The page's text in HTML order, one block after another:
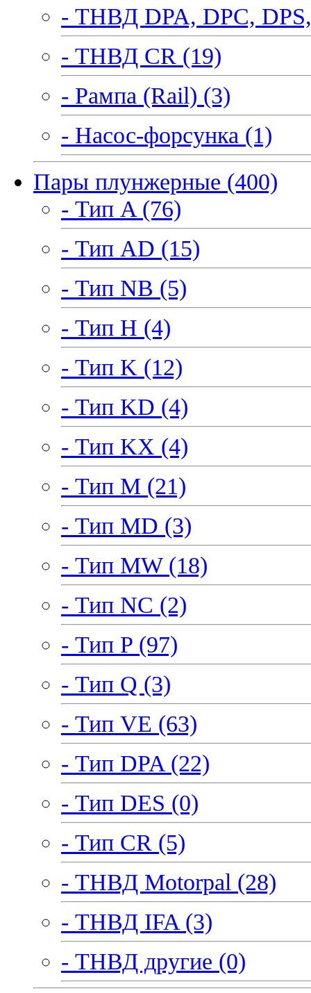
- ТНВД DPA, DPC,
- ТНВД CR (19)
- Рампа (Rail) (3)
- Насос-форсунка (1)
Пары плунжерные (400)
- Тип A (76)
- Тип AD (15)
- Тип NB (5)
- Тип H (4)
- Тип K (12)
- Тип KD (4)
- Тип KX (4)
- Тип M (21)
- Тип MD (3)
- Тип MW (18)
- Тип NC (2)
- Тип P (97)
- Тип Q (3)
- Тип VE (63)
- Тип DPA (22)
- Тип DES (0)
- Тип CR (5)
- ТНВД Motorpal (28)
- ТНВД IFA (3)
- ТНВД другие (0)